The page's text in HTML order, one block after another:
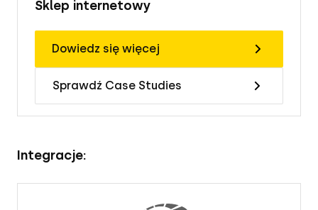
Sklep internetowy
Dowiedz się więcej
Sprawdź Case Studies
Integracje: